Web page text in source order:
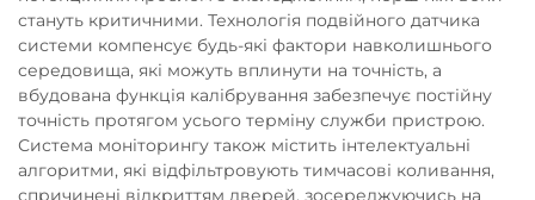
стануть критичними. Технологія подвійного датчика
системи компенсує будь-які фактори навколишнього
середовища, які можуть вплинути на точність, а
вбудована функція калібрування забезпечує постійну
точність протягом усього терміну служби пристрою.
Система моніторингу також містить інтелектуальні
алгоритми, які відфільтровують тимчасові коливання,
спричинені відкриттям дверей, зосереджуючись на